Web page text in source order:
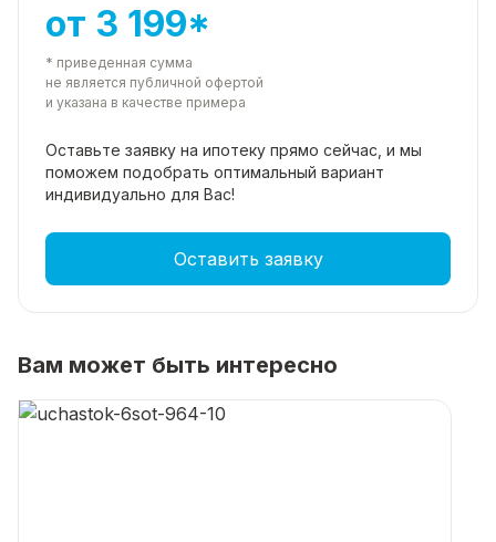
от 3 199*
* приведенная сумма
не является публичной офертой
и указана в качестве примера
Оставьте заявку на ипотеку прямо сейчас, и мы
поможем подобрать оптимальный вариант
индивидуально для Вас!
Оставить заявку
Вам может быть интересно